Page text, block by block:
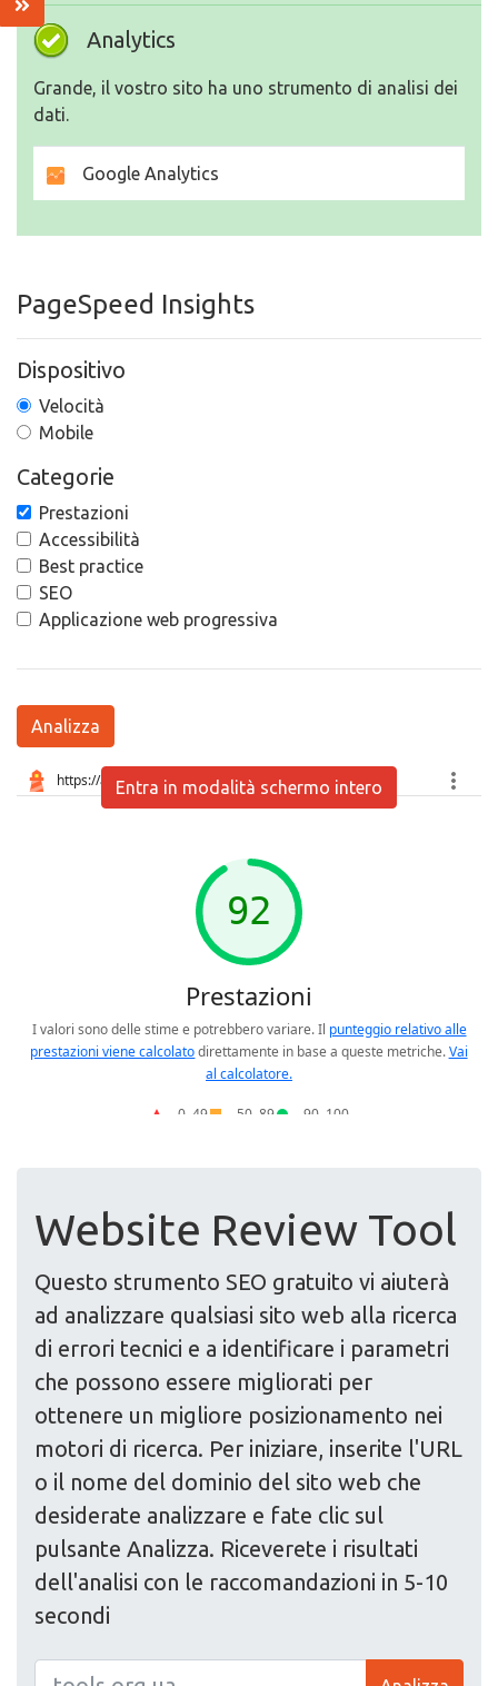
Analytics
Grande, il vostro sito ha uno strumento di analisi dei
dati.
Google Analytics
PageSpeed Insights
Dispositivo
Velocità
Mobile
Categorie
Prestazioni
Accessibilità
Best practice
SEO
Applicazione web progressiva
Analizza
Entra in modalità schermo intero
Website Review Tool
Questo strumento SEO gratuito vi aiuterà
ad analizzare qualsiasi sito web alla ricerca
di errori tecnici e a identificare i parametri
che possono essere migliorati per
ottenere un migliore posizionamento nei
motori di ricerca. Per iniziare, inserite l'URL
o il nome del dominio del sito web che
desiderate analizzare e fate clic sul
pulsante Analizza. Riceverete i risultati
dell'analisi con le raccomandazioni in 5-10
secondi